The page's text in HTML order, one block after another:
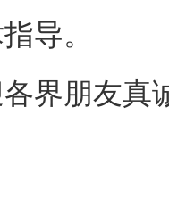
导。
朋友真